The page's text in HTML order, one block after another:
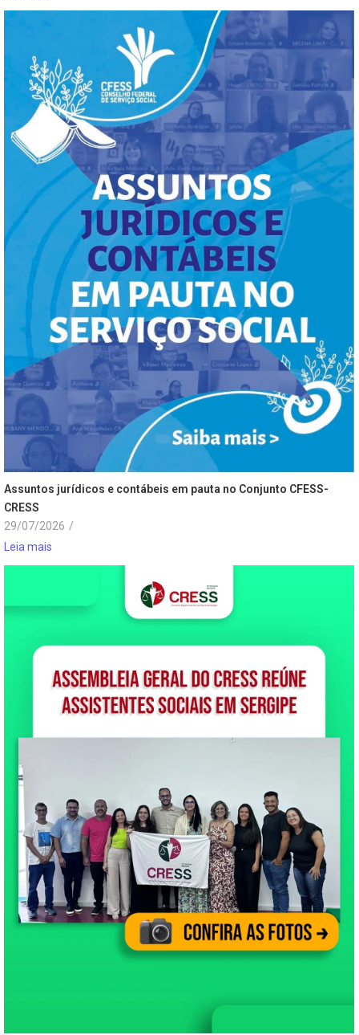
Assuntos jurídicos e contábeis em pauta no Conjunto CFESS-
CRESS
29/07/2026 /
Leia mais